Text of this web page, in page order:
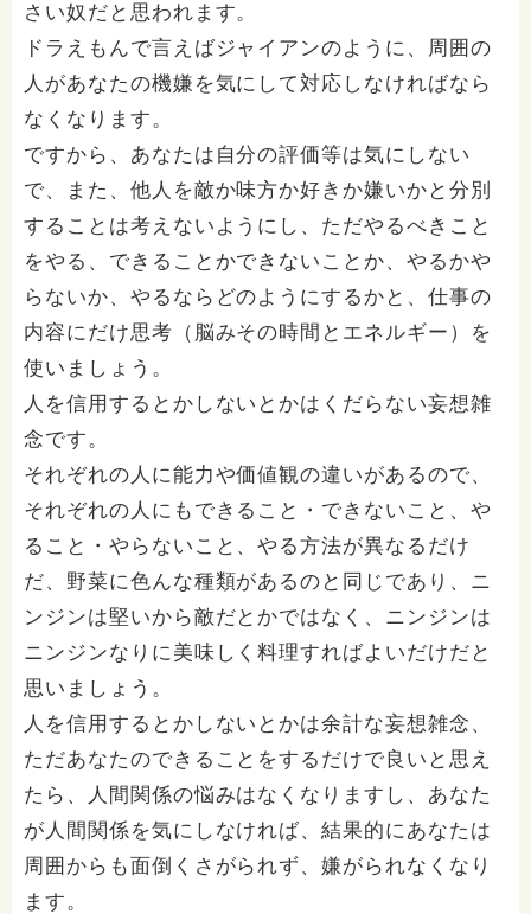
さい奴だと思われます。
ドラえもんで言えばジャイアンのように、周囲の
人があなたの機嫌を気にして対応しなければなら
なくなります。
ですから、あなたは自分の評価等は気にしない
で、また、他人を敵か味方か好きか嫌いかと分別
することは考えないようにし、ただやるべきこと
をやる、できることかできないことか、やるかや
らないか、やるならどのようにするかと、仕事の
内容にだけ思考（脳みその時間とエネルギー）を
使いましょう。
人を信用するとかしないとかはくだらない妄想雑
念です。
それぞれの人に能力や価値観の違いがあるので、
それぞれの人にもできること・できないこと、や
ること・やらないこと、やる方法が異なるだけ
だ、野菜に色んな種類があるのと同じであり、ニ
ンジンは堅いから敵だとかではなく、ニンジンは
ニンジンなりに美味しく料理すればよいだけだと
思いましょう。
人を信用するとかしないとかは余計な妄想雑念、
ただあなたのできることをするだけで良いと思え
たら、人間関係の悩みはなくなりますし、あなた
が人間関係を気にしなければ、結果的にあなたは
周囲からも面倒くさがられず、嫌がられなくなり
ます。